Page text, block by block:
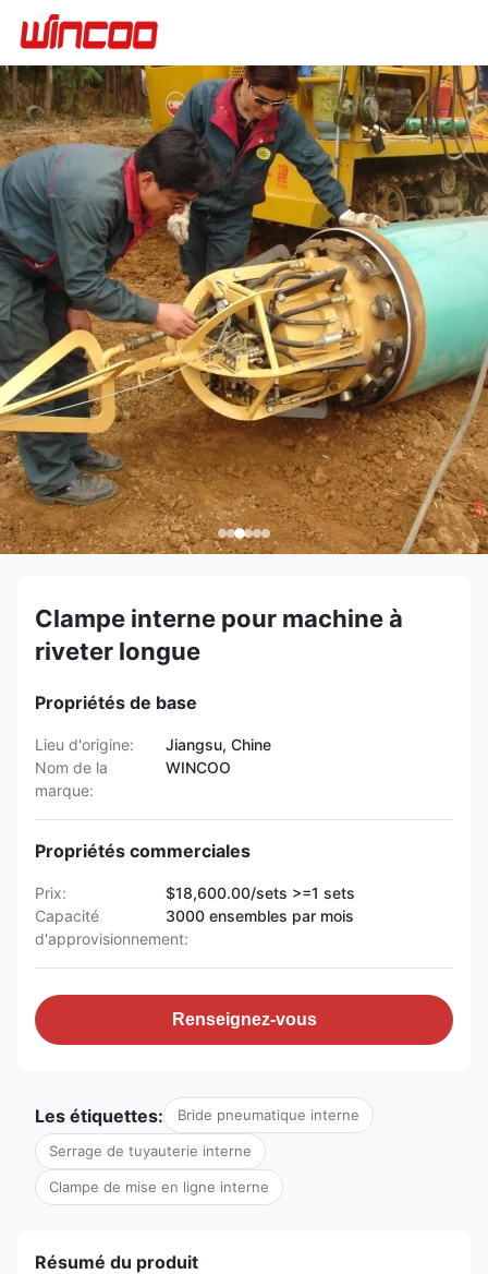
Clampe interne pour machine à
riveter longue
Propriétés de base
Lieu d'origine:
Jiangsu, Chine
Nom de la
marque:
WINCOO
Propriétés commerciales
Prix:
$18,600.00/sets >=1 sets
Capacité
d'approvisionnement:
3000 ensembles par mois
Renseignez-vous
Les étiquettes: Bride pneumatique interne
Serrage de tuyauterie interne
Clampe de mise en ligne interne
Résumé du produit